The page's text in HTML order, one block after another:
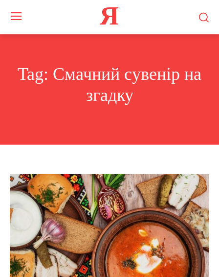
Я
Tag: Смачний сувенір на
згадку